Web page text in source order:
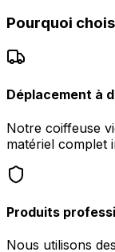
Pourquoi
Déplacement à
Notre coiffeuse
matériel complet
Produits
Nous utilisons